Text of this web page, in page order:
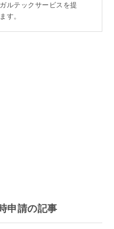
ルテックサービスを提
す。
申請の記事